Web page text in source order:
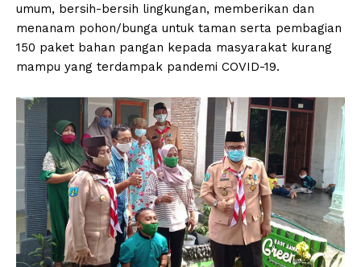
umum, bersih-bersih lingkungan, memberikan dan
menanam pohon/bunga untuk taman serta pembagian
150 paket bahan pangan kepada masyarakat kurang
mampu yang terdampak pandemi COVID-19.